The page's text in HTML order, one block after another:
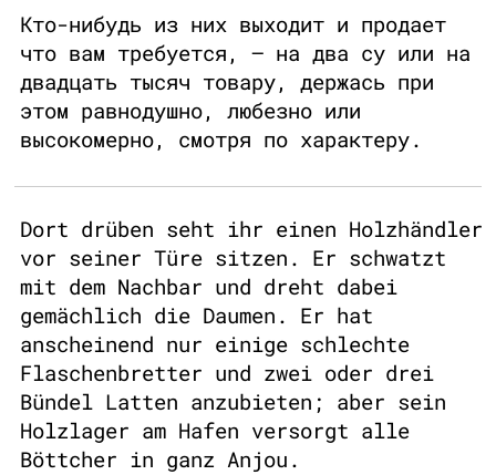
Кто-нибудь из них выходит и продает
что вам требуется, — на два су или на
двадцать тысяч товару, держась при
этом равнодушно, любезно или
высокомерно, смотря по характеру.
Dort drüben seht ihr einen Holzhändler
vor seiner Türe sitzen. Er schwatzt
mit dem Nachbar und dreht dabei
gemächlich die Daumen. Er hat
anscheinend nur einige schlechte
Flaschenbretter und zwei oder drei
Bündel Latten anzubieten; aber sein
Holzlager am Hafen versorgt alle
Böttcher in ganz Anjou.